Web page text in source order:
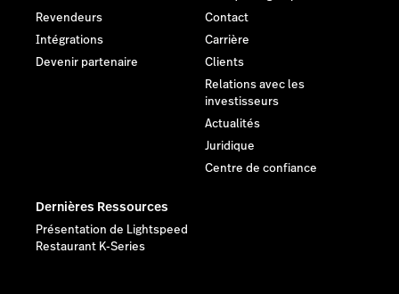
Revendeurs
Intégrations
Devenir partenaire
Contact
Carrière
Clients
Relations avec les
investisseurs
Actualités
Juridique
Centre de confiance
Dernières Ressources
Présentation de Lightspeed
Restaurant K-Series